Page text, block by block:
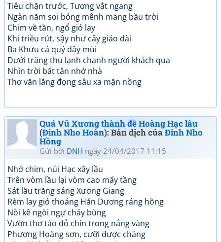
Tiêu chặn trước, Tương vắt ngang
Ngàn năm soi bóng mênh mang bầu trời
Chim về tần, ngổ gió lay
Khi triều rút, sậy như cây giáo dài
Ba Khưu cá quý dậy mùi
Dưới trăng thu lạnh chạnh người khách qua
Nhìn trời bất tận nhớ nhà
Thơ văn lắng đọng sâu xa mặn nồng
Quá Vũ Xương thành đề Hoàng Hạc lâu
(Đinh Nho Hoàn): Bản dịch củaĐinh Nho
Hồng
Gửi bởi DNH ngày 24/04/2017 11:15
Nhớ chim, núi Hạc xây lầu
Trên vòm lầu lại vòm cao mấy tầng
Sát lầu trăng sáng Xương Giang
Rèm lay gió thoảng Hán Dương ráng hồng
Nồi kê ngòi ngự cháy bùng
Vườn thơ táo đỏ chín trong nắng vàng
Phượng Hoàng sơn, cưỡi được chăng